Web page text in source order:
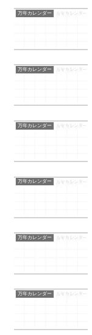
万年カレンダー
万年カレンダー
万年カレンダー
万年カレンダー
万年カレンダー
万年カレンダー